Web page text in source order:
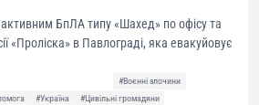
БпЛА типу «Шахед» по офісу та
«Проліска» в Павлограді, яка евакуйовує
#Воєнні злочини
#Україна
#Цивільні громадяни